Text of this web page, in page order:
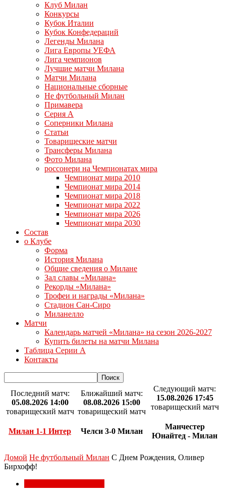
Клуб Милан
Конкурсы
Кубок Италии
Кубок Конфедераций
Легенды Милана
Лига Европы УЕФА
Лига чемпионов
Лучшие матчи Милана
Матчи Милана
Национальные сборные
Не футбольный Милан
Примавера
Серия А
Соперники Милана
Статьи
Товарищеские матчи
Трансферы Милана
Фото Милана
россонери на Чемпионатах мира
Чемпионат мира 2010
Чемпионат мира 2014
Чемпионат мира 2018
Чемпионат мира 2022
Чемпионат мира 2026
Чемпионат мира 2030
Состав
о Клубе
Форма
История Милана
Общие сведения о Милане
Зал славы «Милана»
Рекорды «Милана»
Трофеи и награды «Милана»
Стадион Сан-Сиро
Миланелло
Матчи
Календарь матчей «Милана» на сезон 2026-2027
Купить билеты на матчи Милана
Таблица Серии А
Контакты
Последний матч:
05.08.2026 14:00
товарищеский матч
Милан 1-1 Интер
Ближайший матч:
08.08.2026 15:00
товарищеский матч
Челси 3-0 Милан
Следующий матч:
15.08.2026 17:45
товарищеский матч
Манчестер
Юнайтед - Милан
Домой Не футбольный Милан С Днем Рождения, Оливер
Бирхофф!